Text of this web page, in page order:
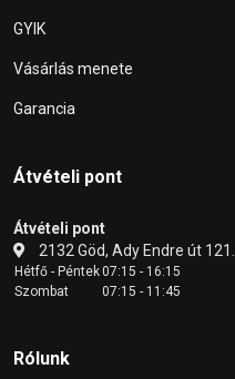
GYIK
Vásárlás menete
Garancia
Átvételi pont
Átvételi pont
2132 Göd, Ady Endre út 121.
Hétfő - Péntek07:15 - 16:15
Szombat
07:15 - 11:45
Rólunk